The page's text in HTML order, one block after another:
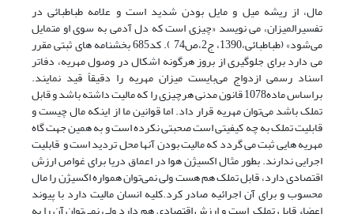
مال، از ریشه میل و مایل بودن شدید است و علامه طباطبائی در
تفسیرالمیزان، می نویسد «چیزی است که دل آدمی به سوی او متمایل
می‌شود» (طباطبائی،1390، ج2،ص74 ). کد685 بخشنامه های ثبتی مقرر
می دارد برای جلوگیری از بروز هرگونه اشکال در وصول مهریه، دفاتر
اسناد رسمی ازدواج می‌بایست میزان مهریه را دقیقاً قید نمایند.
براساس ماده1078 قانون مدنی هرچیزی را که مالیت داشته باشد و قابل
تملک باشد می‌توان مهریه قرار داد. اما قوانین ما از اینکه مال چیست و
قابلیت تملک به چه کیفیتی است صحبتی نکرده است و به همین جهت گاه
مهریه هایی ثبت می گردد که مالیت بودن آنها محل تردید است و قابلیت
اجرایی ندارند. بطور مثال اکسیژن هوا در اعماق دریا برای غواص ارزش
اقتصادی دارد، قابل تملک هم هست ولی نمی‌توان همواره اکسیژن را مال
محسوب و برای آن اجرائیه صادر کرد.کلیه انسان مالیت دارد با پیوند